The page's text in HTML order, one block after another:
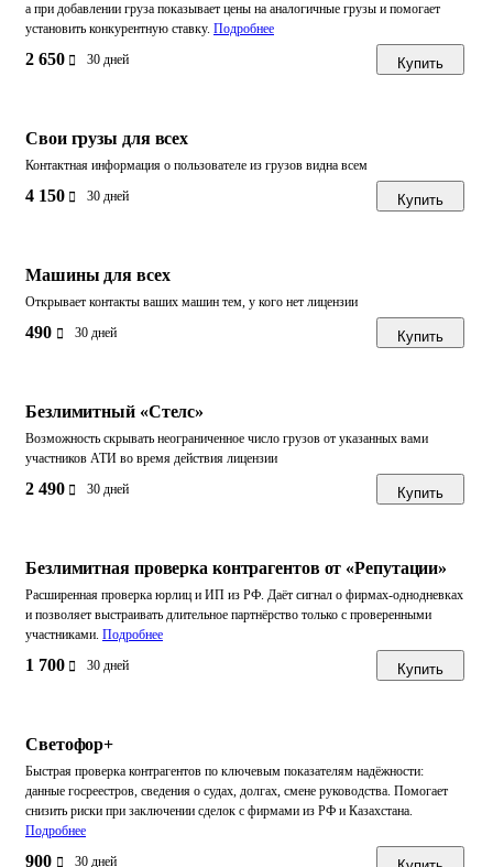
а при добавлении груза показывает цены на аналогичные грузы и помогает
установить конкурентную ставку. Подробнее
2 650 30 дней Купить
Свои грузы для всех
Контактная информация о пользователе из грузов видна всем
4 150 30 дней Купить
Машины для всех
Открывает контакты ваших машин тем, у кого нет лицензии
490 30 дней Купить
Безлимитный «Стелс»
Возможность скрывать неограниченное число грузов от указанных вами
участников АТИ во время действия лицензии
2 490 30 дней Купить
Безлимитная проверка контрагентов от «Репутации»
Расширенная проверка юрлиц и ИП из РФ. Даёт сигнал о фирмах-однодневках
и позволяет выстраивать длительное партнёрство только с проверенными
участниками. Подробнее
1 700 30 дней Купить
Светофор+
Быстрая проверка контрагентов по ключевым показателям надёжности:
данные госреестров, сведения о судах, долгах, смене руководства. Помогает
снизить риски при заключении сделок с фирмами из РФ и Казахстана.
Подробнее
900 30 дней